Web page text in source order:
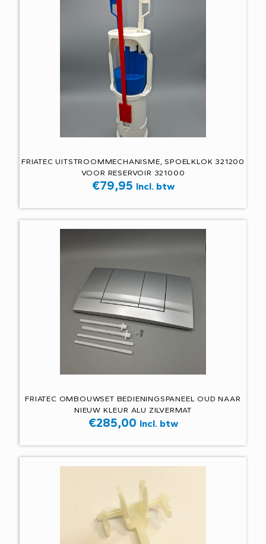
FRIATEC UITSTROOMMECHANISME, SPOELKLOK 321200
VOOR RESERVOIR 321000
€79,95 Incl. btw
FRIATEC OMBOUWSET BEDIENINGSPANEEL OUD NAAR
NIEUW KLEUR ALU ZILVERMAT
€285,00 Incl. btw